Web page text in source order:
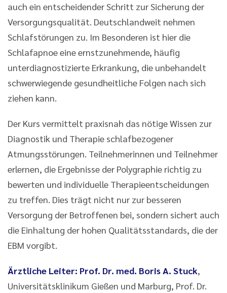
auch ein entscheidender Schritt zur Sicherung der
Versorgungsqualität. Deutschlandweit nehmen
Schlafstörungen zu. Im Besonderen ist hier die
Schlafapnoe eine ernstzunehmende, häufig
unterdiagnostizierte Erkrankung, die unbehandelt
schwerwiegende gesundheitliche Folgen nach sich
ziehen kann.
Der Kurs vermittelt praxisnah das nötige Wissen zur
Diagnostik und Therapie schlafbezogener
Atmungsstörungen. Teilnehmerinnen und Teilnehmer
erlernen, die Ergebnisse der Polygraphie richtig zu
bewerten und individuelle Therapieentscheidungen
zu treffen. Dies trägt nicht nur zur besseren
Versorgung der Betroffenen bei, sondern sichert auch
die Einhaltung der hohen Qualitätsstandards, die der
EBM vorgibt.
Ärztliche Leiter: Prof. Dr. med. Boris A. Stuck,
Universitätsklinikum Gießen und Marburg, Prof. Dr.